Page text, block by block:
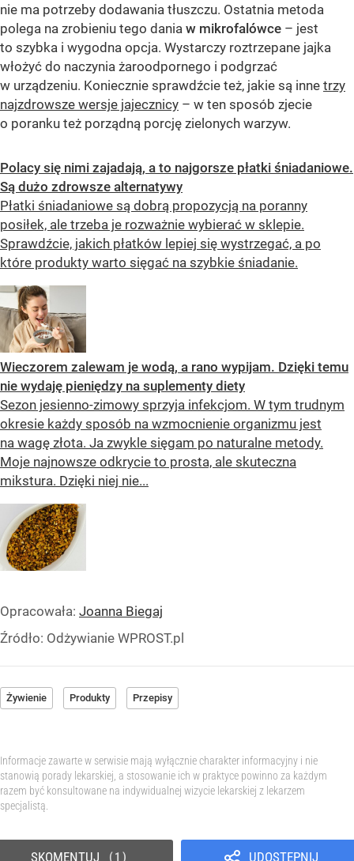
nie ma potrzeby dodawania tłuszczu. Ostatnia metoda
polega na zrobieniu tego dania w mikrofalówce – jest
to szybka i wygodna opcja. Wystarczy roztrzepane jajka
włożyć do naczynia żaroodpornego i podgrzać
w urządzeniu. Koniecznie sprawdźcie też, jakie są inne trzy
najzdrowsze wersje jajecznicy – w ten sposób zjecie
o poranku też porządną porcję zielonych warzyw.
Polacy się nimi zajadają, a to najgorsze płatki śniadaniowe.
Są dużo zdrowsze alternatywy
Płatki śniadaniowe są dobrą propozycją na poranny
posiłek, ale trzeba je rozważnie wybierać w sklepie.
Sprawdźcie, jakich płatków lepiej się wystrzegać, a po
które produkty warto sięgać na szybkie śniadanie.
Wieczorem zalewam je wodą, a rano wypijam. Dzięki temu
nie wydaję pieniędzy na suplementy diety
Sezon jesienno-zimowy sprzyja infekcjom. W tym trudnym
okresie każdy sposób na wzmocnienie organizmu jest
na wagę złota. Ja zwykle sięgam po naturalne metody.
Moje najnowsze odkrycie to prosta, ale skuteczna
mikstura. Dzięki niej nie...
Opracowała: Joanna Biegaj
Źródło: Odżywianie WPROST.pl
Żywienie Produkty Przepisy
Informacje zawarte w serwisie mają wyłącznie charakter informacyjny i nie
stanowią porady lekarskiej, a stosowanie ich w praktyce powinno za każdym
razem być konsultowane na indywidualnej wizycie lekarskiej z lekarzem
specjalistą.
UDOSTĘPNIJ
SKOMENTUJ 1